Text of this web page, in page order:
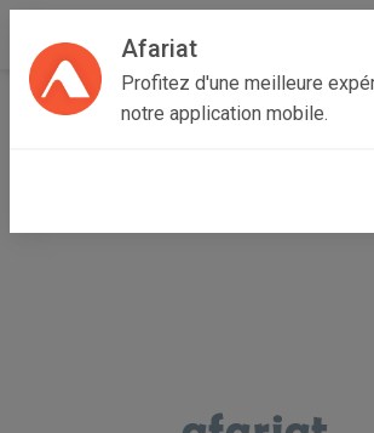
Afariat
Profitez d'une meilleure
notre application mobile.
Accueil Recherche Particulier